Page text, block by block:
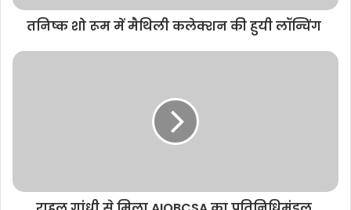
तनिष्क शो रूम में मैथिली कलेक्शन की हुयी लॉन्चिंग